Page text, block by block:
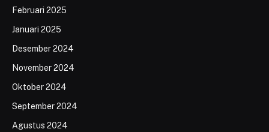
Februari 2025
Januari 2025
Desember 2024
November 2024
Oktober 2024
September 2024
Agustus 2024